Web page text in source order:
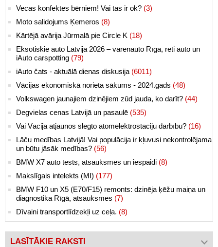
Vecas konfektes bērniem! Vai tas ir ok? (3)
Moto salidojums Ķemeros (8)
Kārtējā avārija Jūrmalā pie Circle K (18)
Eksotiskie auto Latvijā 2026 – varenauto Rīgā, reti auto un
iAuto carspotting (79)
iAuto čats - aktuālā dienas diskusija (6011)
Vācijas ekonomiskā norieta sākums - 2024.gads (48)
Volkswagen jaunajiem dzinējiem zūd jauda, ko darīt? (44)
Degvielas cenas Latvijā un pasaulē (535)
Vai Vācija atjaunos slēgto atomelektrostaciju darbību? (16)
Lāču medības Latvijā! Vai populācija ir kļuvusi nekontrolējama
un būtu jāsāk medības? (56)
BMW X7 auto tests, atsauksmes un iespaidi (8)
Makslīgais intelekts (MI) (177)
BMW F10 un X5 (E70/F15) remonts: dzinēja ķēžu maiņa un
diagnostika Rīgā, atsauksmes (7)
Dīvaini transportlīdzekļi uz ceļa. (8)
LASĪTĀKIE RAKSTI